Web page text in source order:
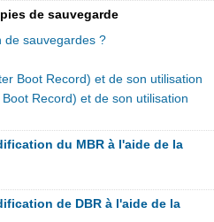
de sauvegarde
de sauvegardes ?
Boot Record) et de son utilisation
Record) et de son utilisation
du MBR à l'aide de la
de DBR à l'aide de la